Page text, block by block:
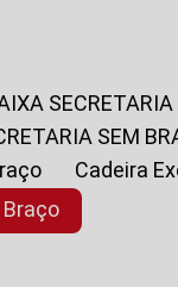
SEM
Cadeira
Braço